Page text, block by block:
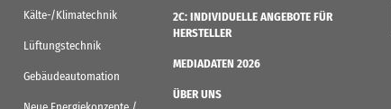
Kälte-/Klimatechnik
Lüftungstechnik
Gebäudeautomation
2C: INDIVIDUELLE ANGEBOTE FÜR
HERSTELLER
MEDIADATEN 2026
ÜBER UNS